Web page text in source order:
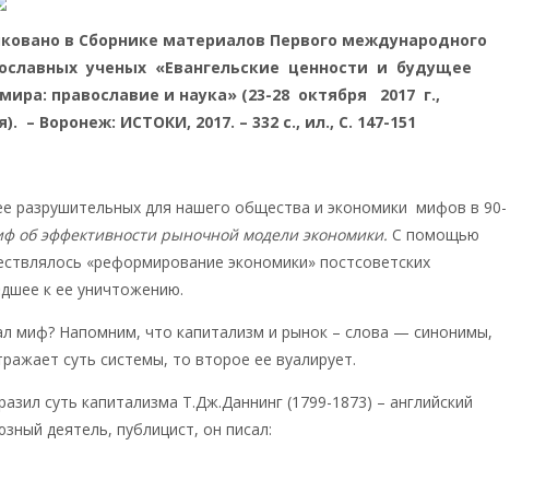
в Сборнике материалов Первого международного
ученых «Евангельские ценности и будущее
православие и наука» (23-28 октября 2017 г.,
– Воронеж: ИСТОКИ, 2017. – 332 с., ил., С. 147-151
разрушительных для нашего общества и экономики мифов в 90-
об эффективности рыночной модели экономики.С помощью
«реформирование экономики» постсоветских
к ее уничтожению.
миф? Напомним, что капитализм и рынок – слова — синонимы,
суть системы, то второе ее вуалирует.
суть капитализма Т.Дж.Даннинг (1799-1873) – английский
деятель, публицист, он писал: